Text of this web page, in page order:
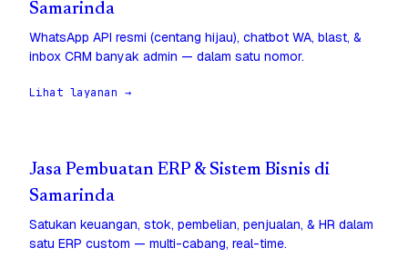
Samarinda
WhatsApp API resmi (centang hijau), chatbot WA, blast, &
inbox CRM banyak admin — dalam satu nomor.
Lihat layanan →
Jasa Pembuatan ERP & Sistem Bisnis di
Samarinda
Satukan keuangan, stok, pembelian, penjualan, & HR dalam
satu ERP custom — multi-cabang, real-time.